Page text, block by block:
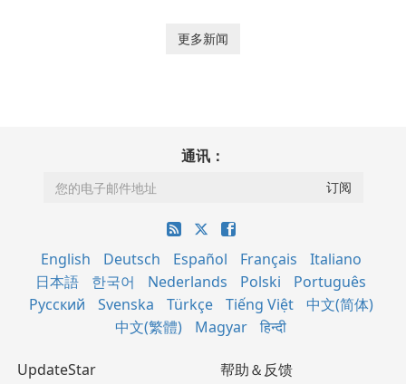
更多新闻
通讯：
English Deutsch Español Français
Italiano
日本語
한국어 Nederlands Polski
Português
Русский
Svenska Türkçe Tiếng Việt
中文(简体)
中文(繁體)
Magyar हिन्दी
UpdateStar
帮助＆反馈